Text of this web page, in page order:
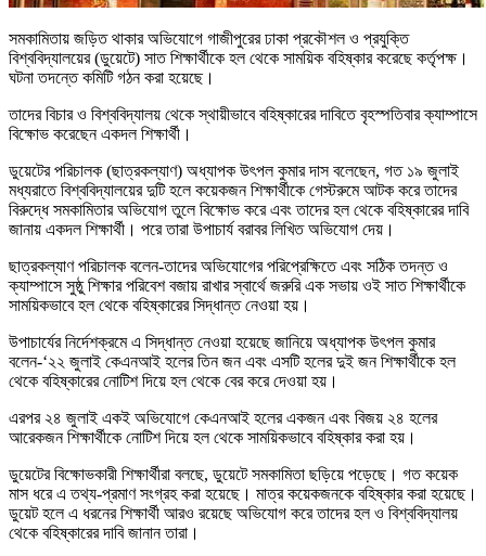
সমকামিতায় জড়িত থাকার অভিযোগে গাজীপুরের ঢাকা প্রকৌশল ও প্রযুক্তি
বিশ্ববিদ্যালয়ের (ডুয়েটে) সাত শিক্ষার্থীকে হল থেকে সাময়িক বহিষ্কার করেছে কর্তৃপক্ষ।
ঘটনা তদন্তে কমিটি গঠন করা হয়েছে।
তাদের বিচার ও বিশ্ববিদ্যালয় থেকে স্থায়ীভাবে বহিষ্কারের দাবিতে বৃহস্পতিবার ক্যাম্পাসে
বিক্ষোভ করেছেন একদল শিক্ষার্থী।
ডুয়েটের পরিচালক (ছাত্রকল্যাণ) অধ্যাপক উৎপল কুমার দাস বলেছেন, গত ১৯ জুলাই
মধ্যরাতে বিশ্ববিদ্যালয়ের দুটি হলে কয়েকজন শিক্ষার্থীকে গেস্টরুমে আটক করে তাদের
বিরুদ্ধে সমকামিতার অভিযোগ তুলে বিক্ষোভ করে এবং তাদের হল থেকে বহিষ্কারের দাবি
জানায় একদল শিক্ষার্থী। পরে তারা উপাচার্য বরাবর লিখিত অভিযোগ দেয়।
ছাত্রকল্যাণ পরিচালক বলেন-তাদের অভিযোগের পরিপ্রেক্ষিতে এবং সঠিক তদন্ত ও
ক্যাম্পাসে সুষ্ঠু শিক্ষার পরিবেশ বজায় রাখার স্বার্থে জরুরি এক সভায় ওই সাত শিক্ষার্থীকে
সাময়িকভাবে হল থেকে বহিষ্কারের সিদ্ধান্ত নেওয়া হয়।
উপাচার্যের নির্দেশক্রমে এ সিদ্ধান্ত নেওয়া হয়েছে জানিয়ে অধ্যাপক উৎপল কুমার
বলেন-‘২২ জুলাই কেএনআই হলের তিন জন এবং এসটি হলের দুই জন শিক্ষার্থীকে হল
থেকে বহিষ্কারের নোটিশ দিয়ে হল থেকে বের করে দেওয়া হয়।
এরপর ২৪ জুলাই একই অভিযোগে কেএনআই হলের একজন এবং বিজয় ২৪ হলের
আরেকজন শিক্ষার্থীকে নোটিশ দিয়ে হল থেকে সাময়িকভাবে বহিষ্কার করা হয়।
ডুয়েটের বিক্ষোভকারী শিক্ষার্থীরা বলছে, ডুয়েটে সমকামিতা ছড়িয়ে পড়েছে। গত কয়েক
মাস ধরে এ তথ্য-প্রমাণ সংগ্রহ করা হয়েছে। মাত্র কয়েকজনকে বহিষ্কার করা হয়েছে।
ডুয়েট হলে এ ধরনের শিক্ষার্থী আরও রয়েছে অভিযোগ করে তাদের হল ও বিশ্ববিদ্যালয়
থেকে বহিষ্কারের দাবি জানান তারা।